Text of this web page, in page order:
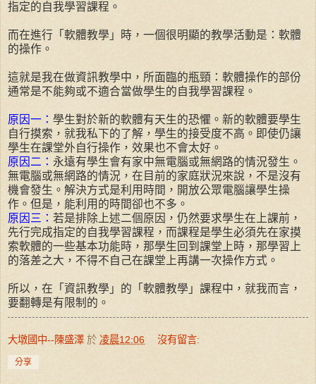
指定的自我學習課程。
而在進行「軟體教學」時，一個很明顯的教學活動是：軟體
的操作。
這就是我在做資訊教學中，所面臨的瓶頸：軟體操作的部份
通常是不能夠或不適合當做學生的自我學習課程。
原因一： 學生對於新的軟體有天生的恐懼。新的軟體要學生
自行摸索，就我私下的了解，學生的接受度不高。即使仍讓
學生在課堂外自行操作，效果也不會太好。
原因二： 永遠有學生會有家中無電腦或無網路的情況發生。
無電腦或無網路的情況，在目前的家庭狀況來說，不是沒有
機會發生。解決方式是利用時間，開放公眾電腦讓學生操
作。但是，能利用的時間卻也不多。
原因三： 若是排除上述二個原因，仍然要求學生在上課前，
先行完成指定的自我學習課程，而課程是學生必須先在家摸
索軟體的一些基本功能時，那學生回到課堂上時，那學習上
的落差之大，不得不自己在課堂上再講一次操作方式。
所以，在「資訊教學」的「軟體教學」課程中，就我而言，
要翻轉是有限制的。
大墩國中--陳盛澤 於 凌晨12:06 沒有留言:
分享